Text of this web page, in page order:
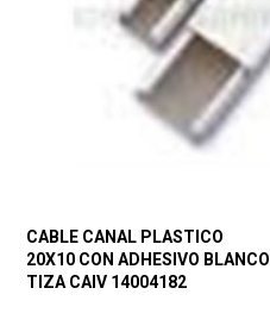
CABLE CANAL PLASTICO
20X10 CON ADHESIVO BLANCO
TIZA CAIV 14004182